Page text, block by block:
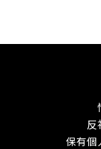
反
保有個